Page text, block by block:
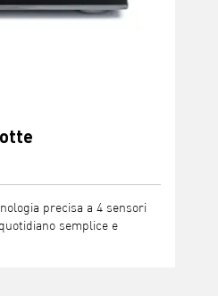
precisa a 4 sensori
semplice e